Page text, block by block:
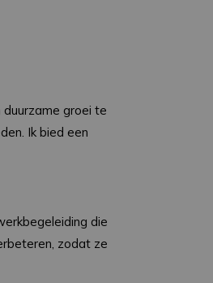
groei te
Ik bied een
die
zodat ze